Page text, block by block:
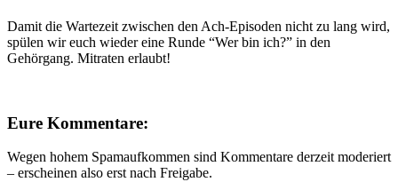
Damit die Wartezeit zwischen den Ach-Episoden nicht zu lang wird,
spülen wir euch wieder eine Runde “Wer bin ich?” in den
Gehörgang. Mitraten erlaubt!
Eure Kommentare:
Wegen hohem Spamaufkommen sind Kommentare derzeit moderiert
– erscheinen also erst nach Freigabe.